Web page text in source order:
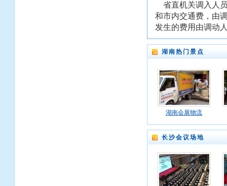
省直机关调入人
和市内交通费，由
发生的费用由调动
湖南热门景点
湖南会展物流
长沙会议场地